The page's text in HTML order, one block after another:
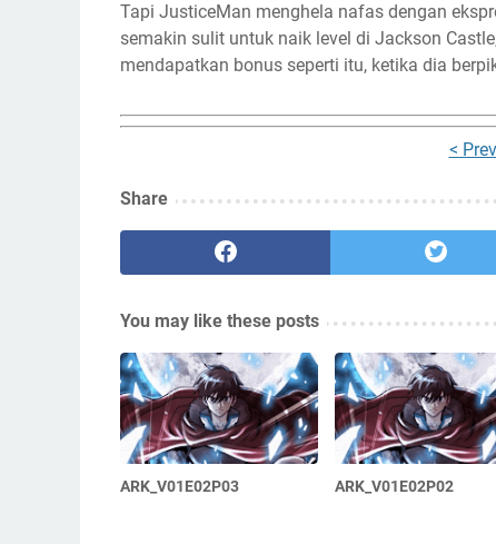
Tapi JusticeMan menghela nafas dengan
semakin sulit untuk naik level di Jackson
mendapatkan bonus seperti itu, ketika dia
< Prev
Share
You may like these posts
ARK_V01E02P03 ARK_V01E02P02